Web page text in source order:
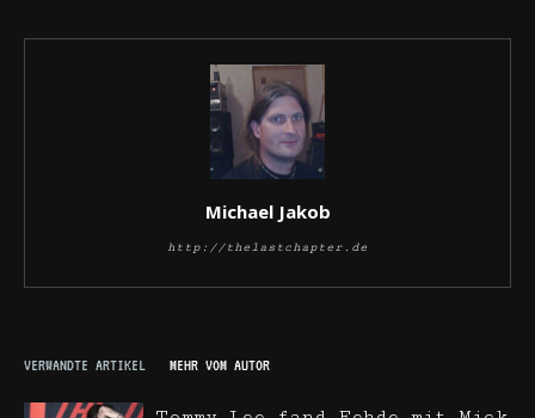
Michael Jakob
http://thelastchapter.de
VERWANDTE ARTIKEL MEHR VOM AUTOR